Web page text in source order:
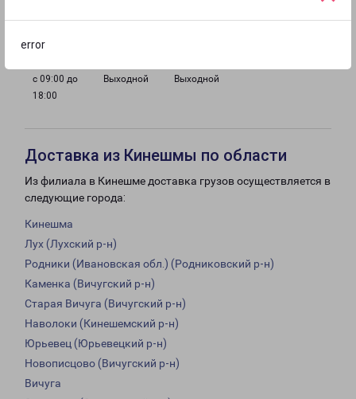
error
с 09:00 до
18:00
Выходной Выходной
Доставка из Кинешмы по области
Из филиала в Кинешме доставка грузов осуществляется в
следующие города:
Кинешма
Лух (Лухский р-н)
Родники (Ивановская обл.) (Родниковский р-н)
Каменка (Вичугский р-н)
Старая Вичуга (Вичугский р-н)
Наволоки (Кинешемский р-н)
Юрьевец (Юрьевецкий р-н)
Новописцово (Вичугский р-н)
Вичуга